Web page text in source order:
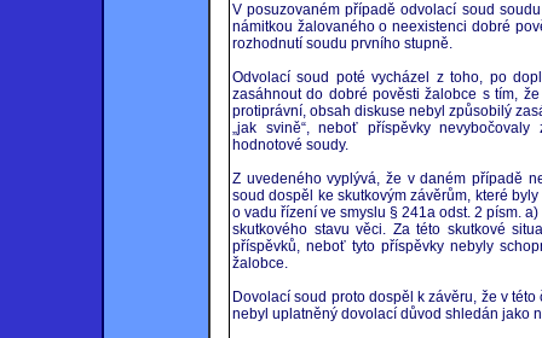
V posuzovaném případě odvolací soud
námitkou žalovaného o neexistenci dobré
rozhodnutí soudu prvního stupně.
Odvolací soud poté vycházel z toho, po
zasáhnout do dobré pověsti žalobce s tím,
protiprávní, obsah diskuse nebyl způsobilý
„jak svině“, neboť příspěvky
hodnotové soudy.
Z uvedeného vyplývá, že v daném případě
soud dospěl ke skutkovým závěrům, které
o vadu řízení ve smyslu § 241a odst. 2 písm.
skutkového stavu věci. Za této skutkové
příspěvků, neboť tyto příspěvky nebyly
žalobce.
Dovolací soud proto dospěl k závěru, že v
nebyl uplatněný dovolací důvod shledán jako